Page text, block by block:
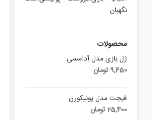
نگهبان
محصولات
ژل بازی مدل آدامسی
9,450تومان
فیجت مدل یونیکورن
25,400تومان